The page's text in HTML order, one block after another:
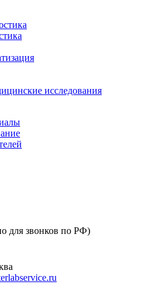
исследования
для звонков по РФ)